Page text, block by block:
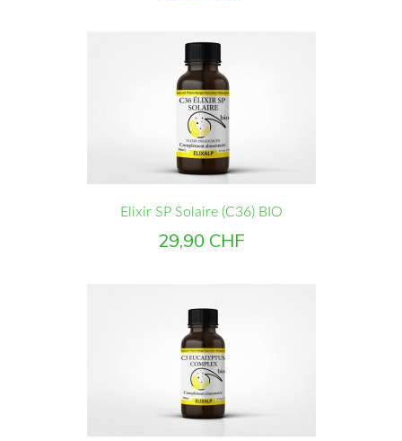
Elixir SP Solaire (C36) BIO
Prix
29,90 CHF